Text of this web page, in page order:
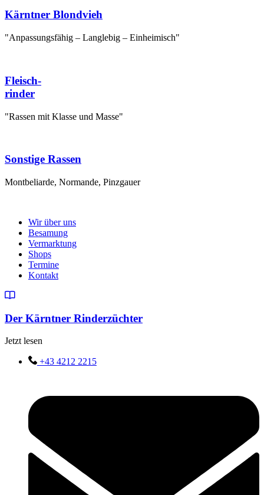
Kärntner Blondvieh
"Anpassungsfähig – Langlebig – Einheimisch"
Fleisch-
rinder
"Rassen mit Klasse und Masse"
Sonstige Rassen
Montbeliarde, Normande, Pinzgauer
Wir über uns
Besamung
Vermarktung
Shops
Termine
Kontakt
Der Kärntner Rinderzüchter
Jetzt lesen
+43 4212 2215